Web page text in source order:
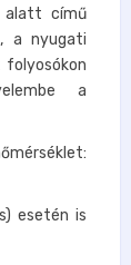
alatt című
a nyugati
folyosókon
a
esetén is